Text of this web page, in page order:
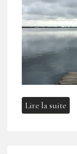
Lire la suite